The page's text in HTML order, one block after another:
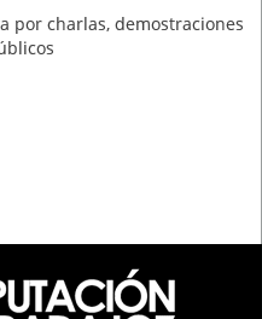
por charlas, demostraciones